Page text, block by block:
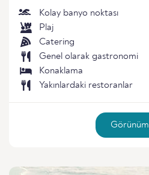
Kolay banyo noktası
Plaj
Catering
Genel olarak gastronomi
Konaklama
Yakınlardaki restoranlar
Görünüm